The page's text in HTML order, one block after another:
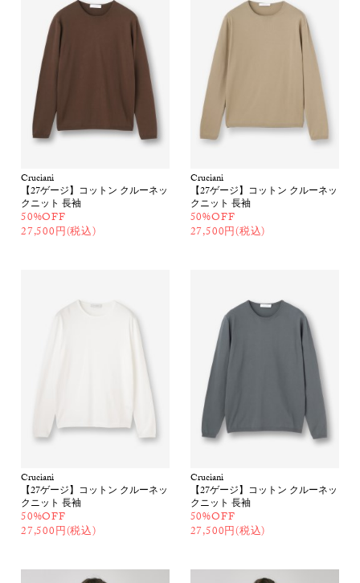
Cruciani
【27ゲージ】コットン クルーネッ
クニット 長袖
50%OFF
27,500円(税込)
Cruciani
【27ゲージ】コットン クルーネッ
クニット 長袖
50%OFF
27,500円(税込)
Cruciani
【27ゲージ】コットン クルーネッ
クニット 長袖
50%OFF
27,500円(税込)
Cruciani
【27ゲージ】コットン クルーネッ
クニット 長袖
50%OFF
27,500円(税込)